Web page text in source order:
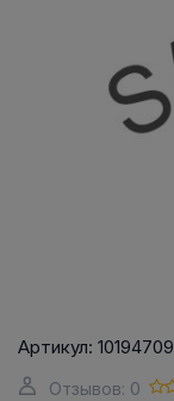
Артикул: 10194709
Отзывов: 0